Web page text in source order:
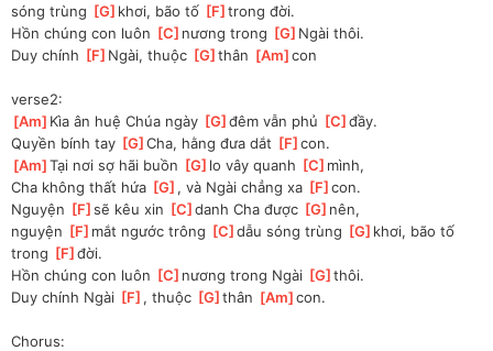
sóng trùng [G ]khơi, bão tố [F ]trong đời.
Hồn chúng con luôn [C ]nương trong [G ]Ngài thôi.
Duy chính [F ]Ngài, thuộc [G ]thân [Am ]
con
verse2:
[Am ]Kìa ân huệ Chúa ngày [G ]
đêm vẫn phủ [C ]
đầy.
Quyền bính tay [G ]
Cha, hằng đưa dắt [F ]
con.
[Am ]
Tại nơi sợ hãi buồn [G ]lo vây quanh [C ]mình,
Cha không thất hứa [G ], và Ngài chẳng xa [F ]
con.
Nguyện [F ]
sẽ kêu xin [C ]
danh Cha được [G ]nên,
nguyện [F ]mắt ngước trông [C ]
dẫu sóng trùng [G ]khơi, bão tố
trong [F ]
đời.
Hồn chúng con luôn [C ]nương trong Ngài [G ]thôi.
Duy chính Ngài [F ], thuộc [G ]thân [Am ]
con.
Chorus: